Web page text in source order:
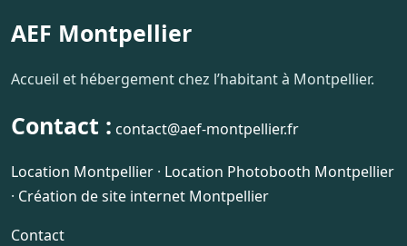
AEF Montpellier
Accueil et hébergement chez l’habitant à Montpellier.
Contact : contact@aef-montpellier.fr
Location Montpellier · Location Photobooth Montpellier
· Création de site internet Montpellier
Contact